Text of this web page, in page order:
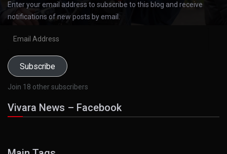
Enter your email address to subscribe to this blog and receive
notifications of new posts by email.
Subscribe
Join 18 other subscribers
Vivara News – Facebook